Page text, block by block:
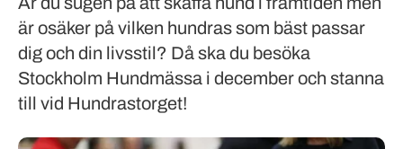
är osäker på vilken hundras som bäst passar
dig och din livsstil? Då ska du besöka
Stockholm Hundmässa i december och stanna
till vid Hundrastorget!